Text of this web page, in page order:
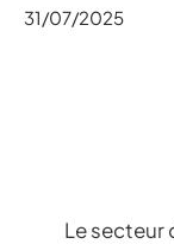
31/07/2025
Le secteur